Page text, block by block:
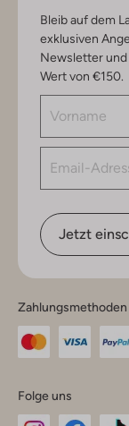
Bleib auf dem
exklusiven
Newsletter
Wert von €150.
Jetzt
Zahlungsmethoden
Folge uns